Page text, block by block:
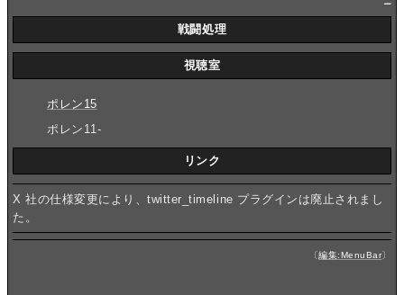
戦闘処理
視聴室
ポレン15
ポレン11-
リンク
X 社の仕様変更により、twitter_timeline プラグインは廃止されまし
た。
〔編集:MenuBar〕